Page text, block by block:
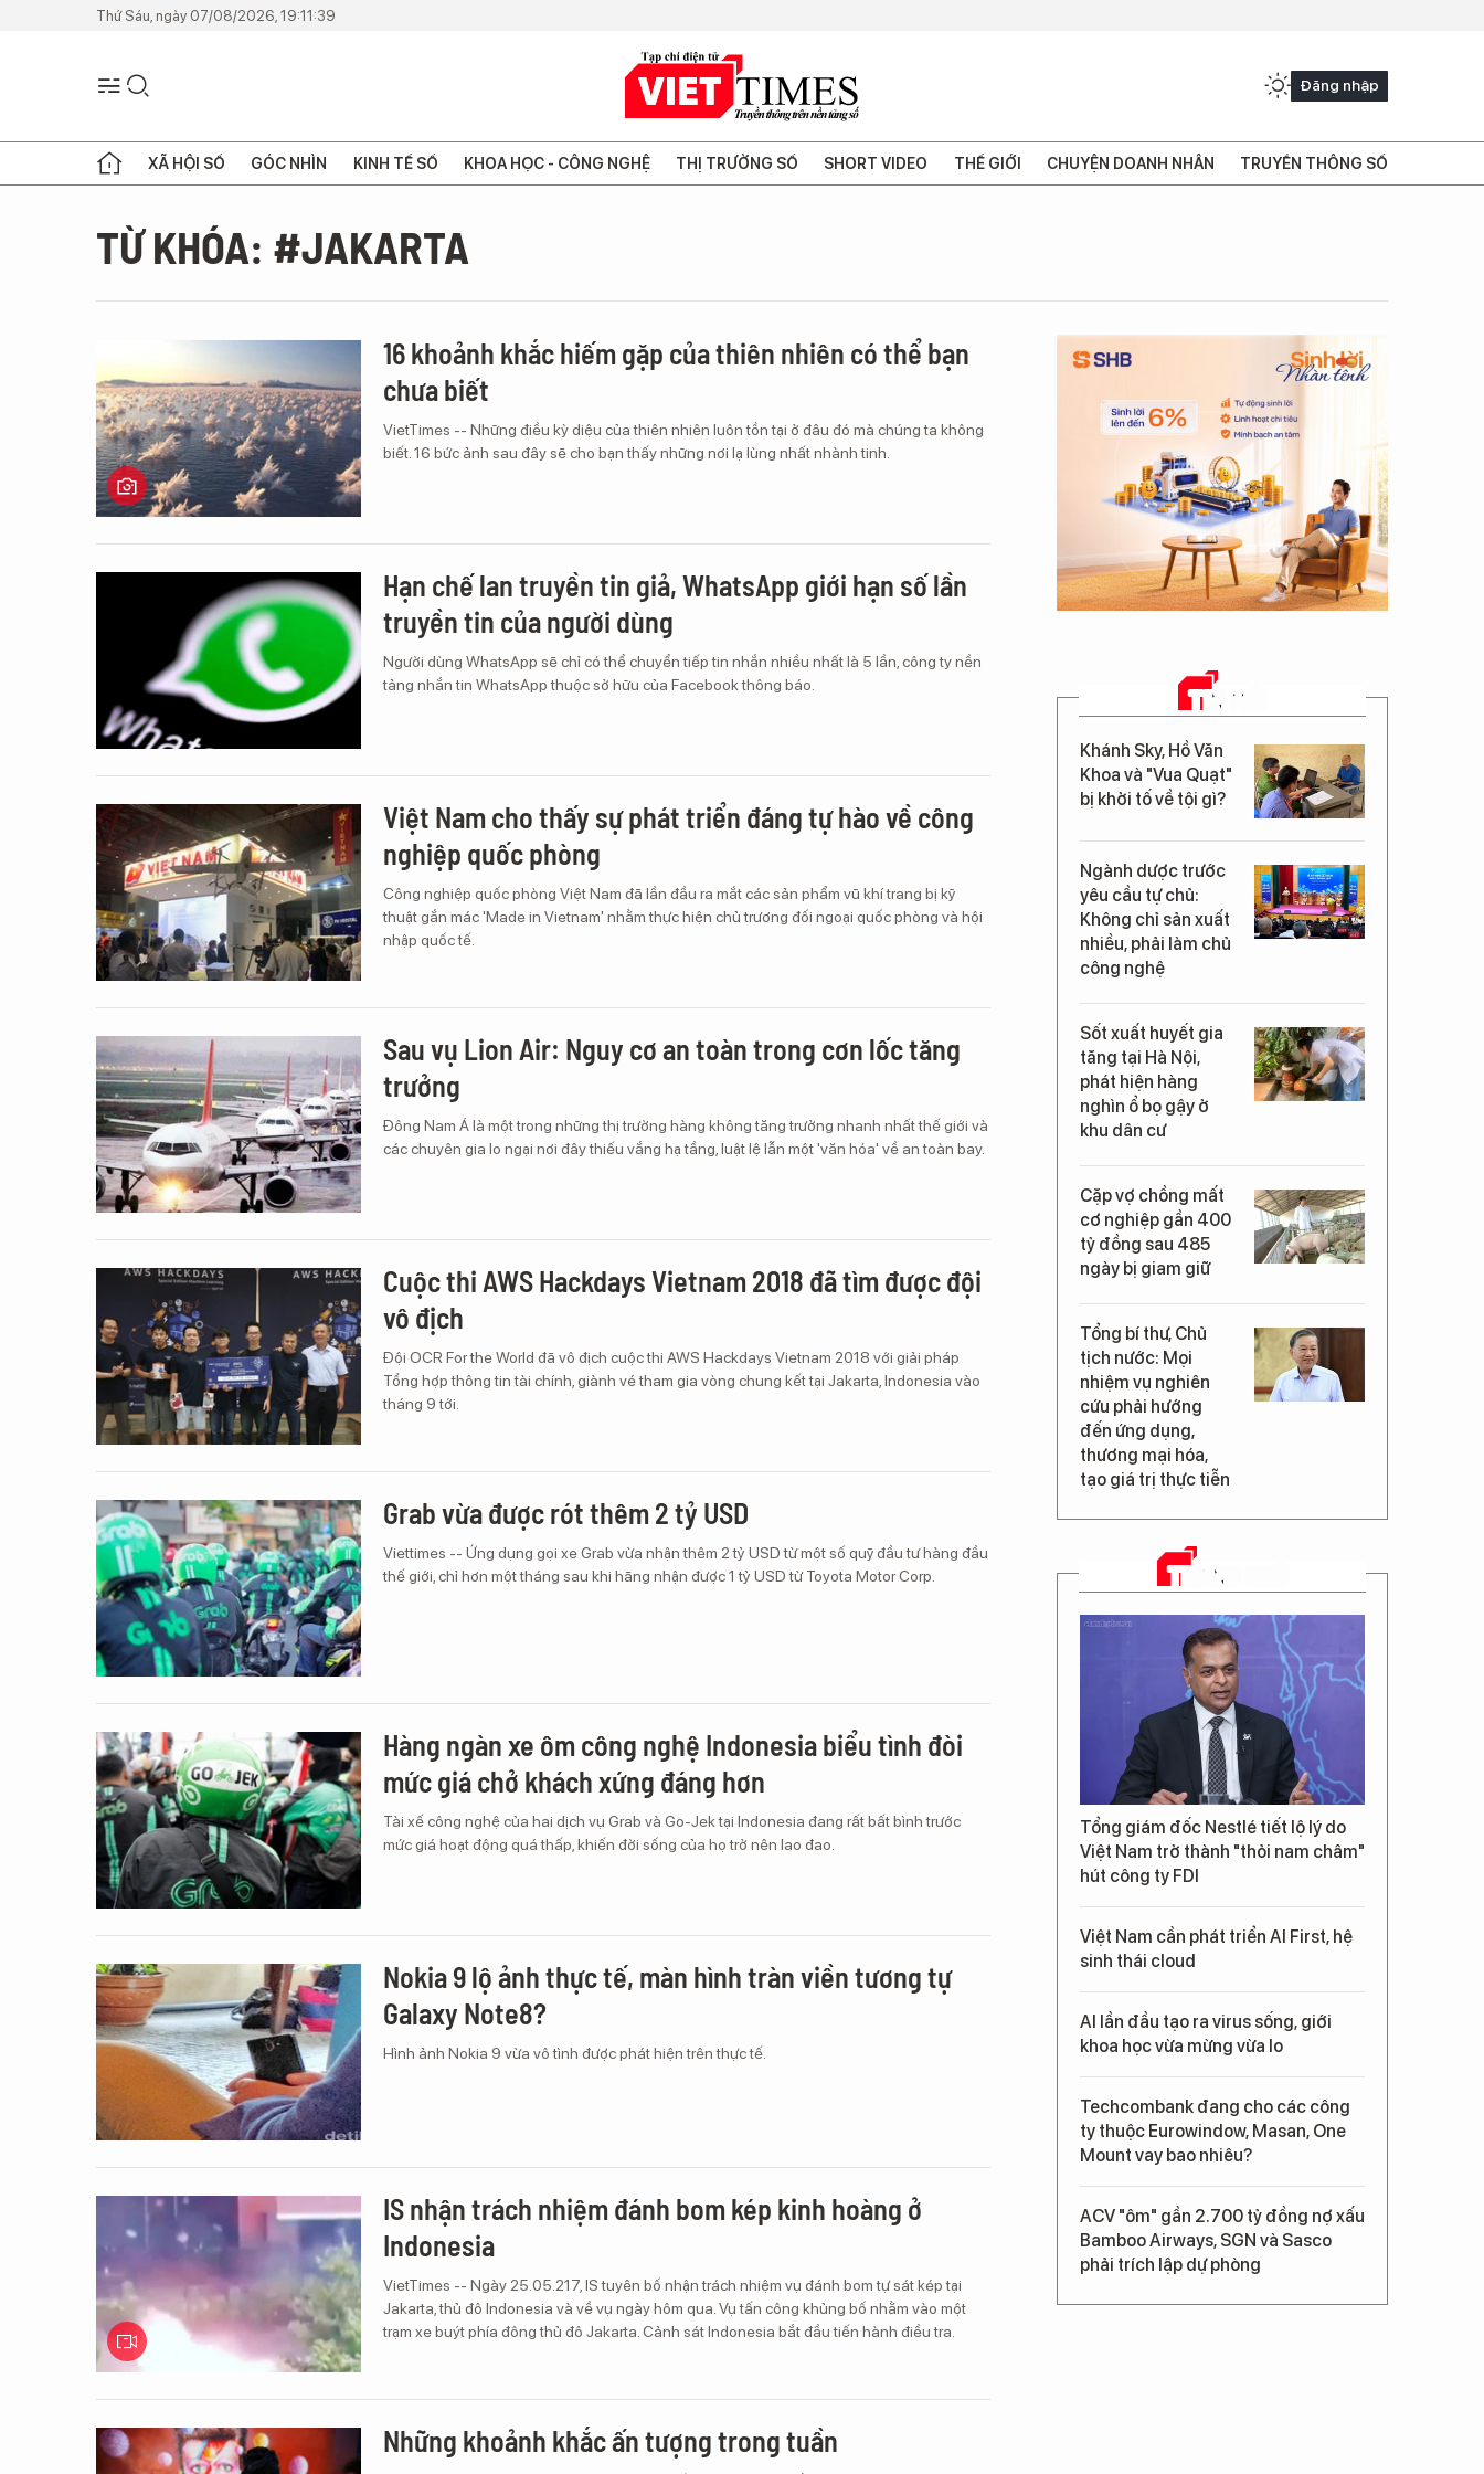
Thứ Sáu, ngày 07/08/2026, 19:11:39
Đăng nhập
XÃ HỘI SỐ GÓC NHÌN KINH TẾ SỐ KHOA HỌC - CÔNG NGHỆ THỊ TRƯỜNG SỐ SHORT VIDEO THẾ GIỚI CHUYỆN DOANH NHÂN TRUYỀN THÔNG SỐ
TỪ KHÓA: #JAKARTA
16 khoảnh khắc hiếm gặp của thiên nhiên có thể bạn
chưa biết
VietTimes -- Những điều kỳ diệu của thiên nhiên luôn tồn tại ở đâu đó mà chúng ta không
biết. 16 bức ảnh sau đây sẽ cho bạn thấy những nơi lạ lùng nhất nhành tinh.
Hạn chế lan truyền tin giả, WhatsApp giới hạn số lần
truyền tin của người dùng
Người dùng WhatsApp sẽ chỉ có thể chuyển tiếp tin nhắn nhiều nhất là 5 lần, công ty nền
tảng nhắn tin WhatsApp thuộc sở hữu của Facebook thông báo.
Việt Nam cho thấy sự phát triển đáng tự hào về công
nghiệp quốc phòng
Công nghiệp quốc phòng Việt Nam đã lần đầu ra mắt các sản phẩm vũ khí trang bị kỹ
thuật gắn mác 'Made in Vietnam' nhằm thực hiện chủ trương đối ngoại quốc phòng và hội
nhập quốc tế.
Sau vụ Lion Air: Nguy cơ an toàn trong cơn lốc tăng
trưởng
Đông Nam Á là một trong những thị trường hàng không tăng trưởng nhanh nhất thế giới và
các chuyên gia lo ngại nơi đây thiếu vắng hạ tầng, luật lệ lẫn một 'văn hóa' về an toàn bay.
Cuộc thi AWS Hackdays Vietnam 2018 đã tìm được đội
vô địch
Đội OCR For the World đã vô địch cuộc thi AWS Hackdays Vietnam 2018 với giải pháp
Tổng hợp thông tin tài chính, giành vé tham gia vòng chung kết tại Jakarta, Indonesia vào
tháng 9 tới.
Grab vừa được rót thêm 2 tỷ USD
Viettimes -- Ứng dụng gọi xe Grab vừa nhận thêm 2 tỷ USD từ một số quỹ đầu tư hàng đầu
thế giới, chỉ hơn một tháng sau khi hãng nhận được 1 tỷ USD từ Toyota Motor Corp.
Hàng ngàn xe ôm công nghệ Indonesia biểu tình đòi
mức giá chở khách xứng đáng hơn
Tài xế công nghệ của hai dịch vụ Grab và Go-Jek tại Indonesia đang rất bất bình trước
mức giá hoạt động quá thấp, khiến đời sống của họ trở nên lao đao.
Nokia 9 lộ ảnh thực tế, màn hình tràn viền tương tự
Galaxy Note8?
Hình ảnh Nokia 9 vừa vô tình được phát hiện trên thực tế.
IS nhận trách nhiệm đánh bom kép kinh hoàng ở
Indonesia
VietTimes -- Ngày 25.05.217, IS tuyên bố nhận trách nhiệm vụ đánh bom tự sát kép tại
Jakarta, thủ đô Indonesia và về vụ ngày hôm qua. Vụ tấn công khủng bố nhằm vào một
trạm xe buýt phía đông thủ đô Jakarta. Cảnh sát Indonesia bắt đầu tiến hành điều tra.
Những khoảnh khắc ấn tượng trong tuần
TIN MỚI
Khánh Sky, Hồ Văn
Khoa và "Vua Quạt"
bị khởi tố về tội gì?
Ngành dược trước
yêu cầu tự chủ:
Không chỉ sản xuất
nhiều, phải làm chủ
công nghệ
Sốt xuất huyết gia
tăng tại Hà Nội,
phát hiện hàng
nghìn ổ bọ gậy ở
khu dân cư
Cặp vợ chồng mất
cơ nghiệp gần 400
tỷ đồng sau 485
ngày bị giam giữ
Tổng bí thư, Chủ
tịch nước: Mọi
nhiệm vụ nghiên
cứu phải hướng
đến ứng dụng,
thương mại hóa,
tạo giá trị thực tiễn
TRANG CHỦ
Tổng giám đốc Nestlé tiết lộ lý do
Việt Nam trở thành "thỏi nam châm"
hút công ty FDI
Việt Nam cần phát triển AI First, hệ
sinh thái cloud
AI lần đầu tạo ra virus sống, giới
khoa học vừa mừng vừa lo
Techcombank đang cho các công
ty thuộc Eurowindow, Masan, One
Mount vay bao nhiêu?
ACV "ôm" gần 2.700 tỷ đồng nợ xấu
Bamboo Airways, SGN và Sasco
phải trích lập dự phòng